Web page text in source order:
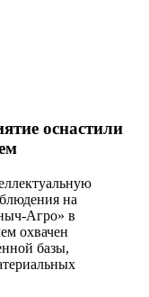
оснастили
на
Агро» в
охвачен
базы,